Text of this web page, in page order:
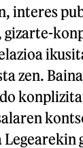
interes
gizarte-
zen.